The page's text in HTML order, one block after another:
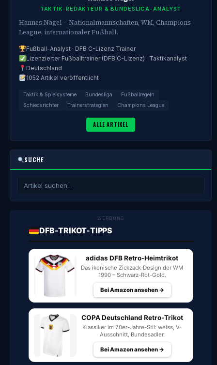
TAKTIK-REDAKTEUR & BUNDESLIGA-ANALYST
Hannes Nagel – Nationalmannschaften, WM, Champions
League, internationaler Fußball.
Fußball-Analyst · DFB C-Lizenz Trainer
Lizenzierter Fußballtrainer (DFB C-Lizenz) · Taktikanalyst
Deutschland
1052 Artikel veröffentlicht
Taktik & Spielsysteme Bundesliga
Fußballregeln
Schiedsrichter
Trainerstrategien Champions League
ALLE ARTIKEL
SUCHE
WERBUNG
DFB-TRIKOT-TIPPS
adidas DFB Retro-Heimtrikot
Das ikonische Zickzack-Design der WM
1990 – Schwarz-Rot-Gold.
Bei Amazon ansehen →
COPA Deutschland Retro-Trikot
Klassiker im 70er-Jahre-Stil: weiss, V-
Ausschnitt, Bundesadler.
Bei Amazon ansehen →